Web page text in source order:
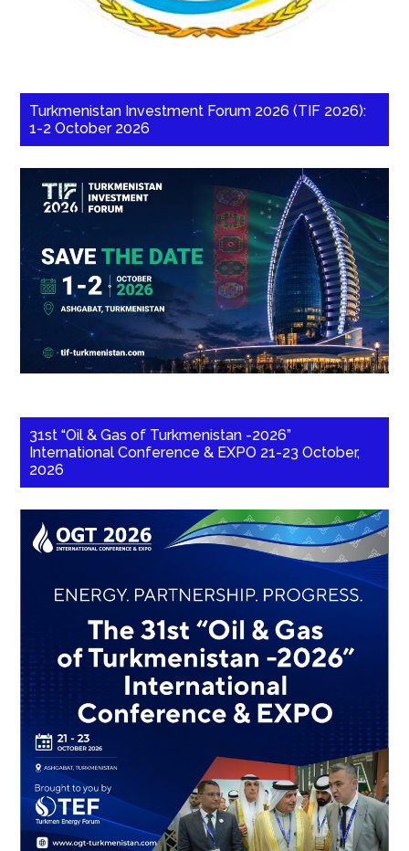
Turkmenistan Investment Forum 2026 (TIF 2026):
1-2 October 2026
31st “Oil & Gas of Turkmenistan -2026”
International Conference & EXPO 21-23 October,
2026